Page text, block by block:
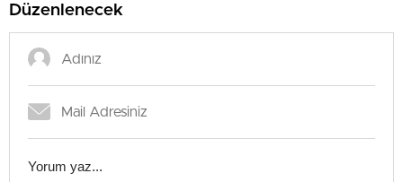
Düzenlenecek